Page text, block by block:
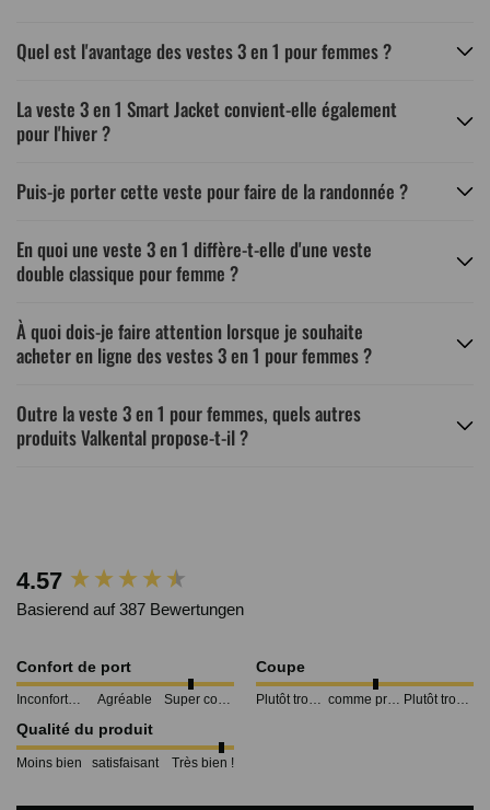
Quel est l'avantage des vestes 3 en 1 pour femmes ?
La veste 3 en 1 Smart Jacket convient-elle également
pour l'hiver ?
Puis-je porter cette veste pour faire de la randonnée ?
En quoi une veste 3 en 1 diffère-t-elle d'une veste
double classique pour femme ?
À quoi dois-je faire attention lorsque je souhaite
acheter en ligne des vestes 3 en 1 pour femmes ?
Outre la veste 3 en 1 pour femmes, quels autres
produits Valkental propose-t-il ?
4.57
Basierend auf 387 Bewertungen
Confort de port
Inconfortable Agréable Super confortable
Coupe
Plutôt trop petit comme prévu Plutôt trop grand
Qualité du produit
Moins bien satisfaisant Très bien !
New content loaded